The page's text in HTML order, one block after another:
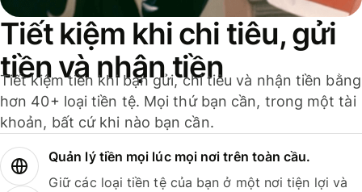
Tiết kiệm khi chi tiêu, gửi
tiền và nhận tiền
Tiết kiệm tiền khi bạn gửi, chi tiêu và nhận tiền bằng
hơn 40+ loại tiền tệ. Mọi thứ bạn cần, trong một tài
khoản, bất cứ khi nào bạn cần.
Quản lý tiền mọi lúc mọi nơi trên toàn cầu.
Giữ các loại tiền tệ của bạn ở một nơi tiện lợi và